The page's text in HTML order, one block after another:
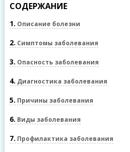
СОДЕРЖАНИЕ
1 Описание болезни
2 Симптомы заболевания
3 Опасность заболевания
4 Диагностика заболевания
5 Причины заболевания
6 Виды заболевания
7 Профилактика заболевания